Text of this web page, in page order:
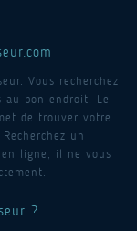
Vous recherchez
au bon endroit. Le
de trouver votre
un
en ligne, il ne vous
?